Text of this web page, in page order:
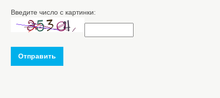
Введите число с картинки:
Отправить